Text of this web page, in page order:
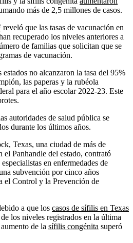
más de 2,5 millones de casos.
reveló que las tasas de vacunación en
recuperado los niveles anteriores a
de familias que solicitan que se
de vacunación.
estados no alcanzaron la tasa del 95%
las paperas y la rubéola
para el año escolar 2022-23. Este
autoridades de salud pública se
durante los últimos años.
Texas, una ciudad de más de
el Panhandle del estado, contrató
en enfermedades de
subvención por cinco años
el Control y la Prevención de
a que los casos de sífilis en Texas
los niveles registrados en la última
de la sífilis congénita superó